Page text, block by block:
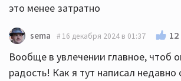
это менее затратно
sema 16 декабря 2024 в 01:37 12
Вообще в увлечении главное, чтоб
радость! Как я тут написал недавно